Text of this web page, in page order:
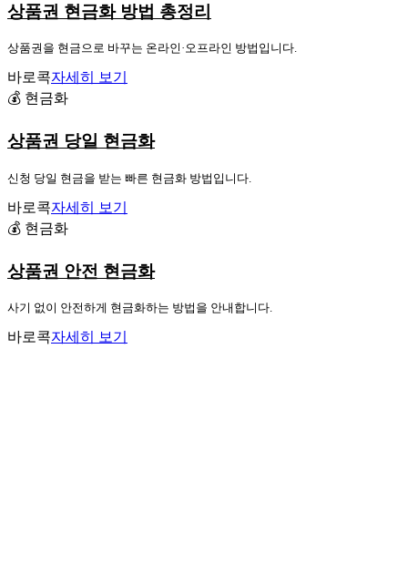
상품권 현금화 방법 총정리
상품권을 현금으로 바꾸는 온라인·오프라인 방법입니다.
바로콕자세히 보기
💰 현금화
상품권 당일 현금화
신청 당일 현금을 받는 빠른 현금화 방법입니다.
바로콕자세히 보기
💰 현금화
상품권 안전 현금화
사기 없이 안전하게 현금화하는 방법을 안내합니다.
바로콕자세히 보기